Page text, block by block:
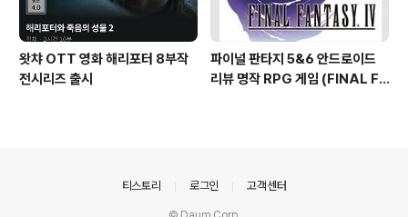
왓챠 OTT 영화 해리포터 8부작
전시리즈 출시
파이널 판타지 5&6 안드로이드
리뷰 명작 RPG 게임 (FINAL FA
티스토리 로그인 고객센터